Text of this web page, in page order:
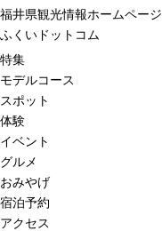
福井県観光情報ホームページ
ふくいドットコム
特集
モデルコース
スポット
体験
イベント
グルメ
おみやげ
宿泊予約
アクセス